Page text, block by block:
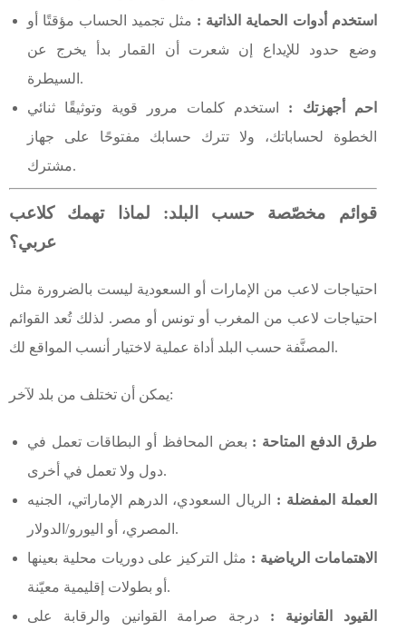
استخدم أدوات الحماية الذاتية : مثل تجميد الحساب مؤقتًا أو
وضع حدود للإيداع إن شعرت أن القمار بدأ يخرج عن
السيطرة.
احم أجهزتك : استخدم كلمات مرور قوية وتوثيقًا ثنائي
الخطوة لحساباتك، ولا تترك حسابك مفتوحًا على جهاز
مشترك.
قوائم مخصّصة حسب البلد: لماذا تهمك كلاعب
عربي؟
احتياجات لاعب من الإمارات أو السعودية ليست بالضرورة مثل
احتياجات لاعب من المغرب أو تونس أو مصر. لذلك تُعد القوائم
المصنَّفة حسب البلد أداة عملية لاختيار أنسب المواقع لك.
يمكن أن تختلف من بلد لآخر:
طرق الدفع المتاحة : بعض المحافظ أو البطاقات تعمل في
دول ولا تعمل في أخرى.
العملة المفضلة : الريال السعودي، الدرهم الإماراتي، الجنيه
المصري، أو اليورو/الدولار.
الاهتمامات الرياضية : مثل التركيز على دوريات محلية بعينها
أو بطولات إقليمية معيّنة.
القيود القانونية : درجة صرامة القوانين والرقابة على